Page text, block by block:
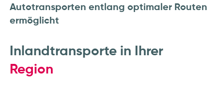
Autotransporten entlang optimaler Routen
ermöglicht
Inlandtransporte in Ihrer
Region